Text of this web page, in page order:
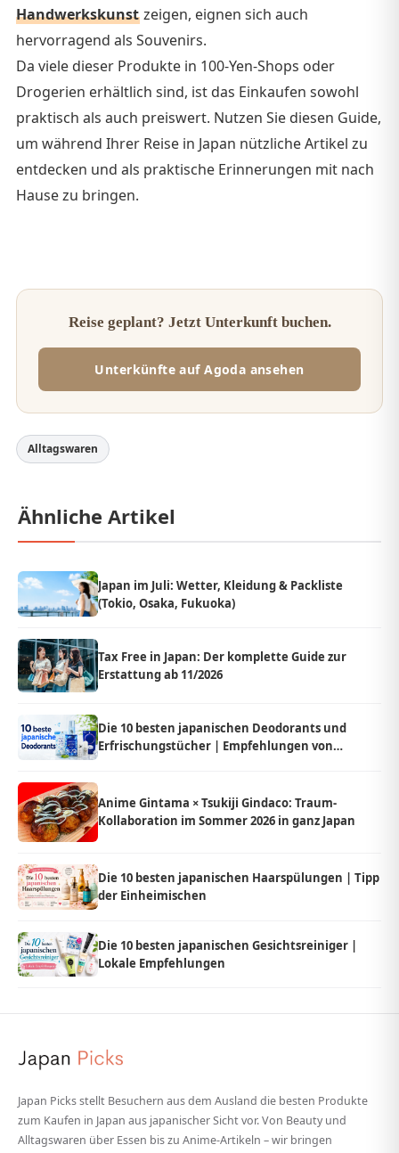
Handwerkskunst zeigen, eignen sich auch
hervorragend als Souvenirs.
Da viele dieser Produkte in 100-Yen-Shops oder
Drogerien erhältlich sind, ist das Einkaufen sowohl
praktisch als auch preiswert. Nutzen Sie diesen Guide,
um während Ihrer Reise in Japan nützliche Artikel zu
entdecken und als praktische Erinnerungen mit nach
Hause zu bringen.
Reise geplant? Jetzt Unterkunft buchen.
Unterkünfte auf Agoda ansehen
Alltagswaren
Ähnliche Artikel
Japan im Juli: Wetter, Kleidung & Packliste
(Tokio, Osaka, Fukuoka)
Tax Free in Japan: Der komplette Guide zur
Erstattung ab 11/2026
Die 10 besten japanischen Deodorants und
Erfrischungstücher | Empfehlungen von
Anime Gintama × Tsukiji Gindaco: Traum-
Kollaboration im Sommer 2026 in ganz Japan
Die 10 besten japanischen Haarspülungen | Tipp
der Einheimischen
Die 10 besten japanischen Gesichtsreiniger |
Lokale Empfehlungen
Japan Picks stellt Besuchern aus dem Ausland die besten Produkte
zum Kaufen in Japan aus japanischer Sicht vor. Von Beauty und
Alltagswaren über Essen bis zu Anime-Artikeln – wir bringen